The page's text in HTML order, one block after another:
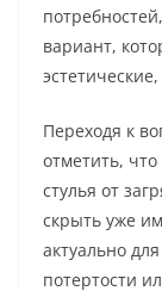
вариант,
Переходя к
отметить,
стулья от
скрыть уже
актуально
потертости